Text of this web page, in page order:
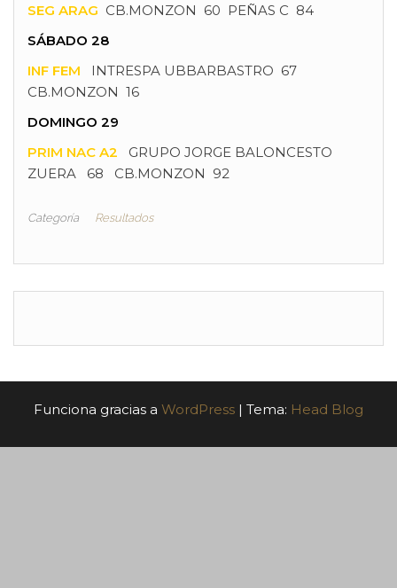
SEG ARAG CB.MONZON 60 PEÑAS C 84
SÁBADO 28
INF FEM INTRESPA UBBARBASTRO 67
CB.MONZON 16
DOMINGO 29
PRIM NAC A2
GRUPO JORGE BALONCESTO
ZUERA 68 CB.MONZON 92
Categoría Resultados
Funciona gracias a WordPress | Tema: Head Blog